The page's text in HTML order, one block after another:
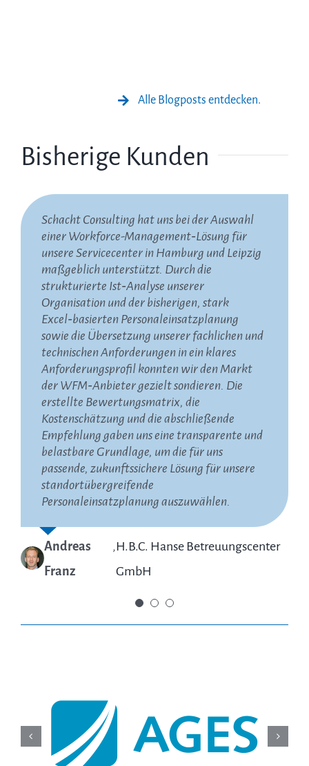
Alle Blogposts entdecken.
Bisherige Kunden
Schacht Consulting hat uns bei der Auswahl
einer Workforce-Management‑Lösung für
unsere Servicecenter in Hamburg und Leipzig
maßgeblich unterstützt. Durch die
strukturierte Ist‑Analyse unserer
Organisation und der bisherigen, stark
Excel‑basierten Personaleinsatzplanung
sowie die Übersetzung unserer fachlichen und
technischen Anforderungen in ein klares
Anforderungsprofil konnten wir den Markt
der WFM‑Anbieter gezielt sondieren. Die
erstellte Bewertungsmatrix, die
Kostenschätzung und die abschließende
Empfehlung gaben uns eine transparente und
belastbare Grundlage, um die für uns
passende, zukunftssichere Lösung für unsere
standortübergreifende
Personaleinsatzplanung auszuwählen.
Andreas
Franz
,H.B.C. Hanse Betreuungscenter
GmbH
Die Zusammenarbeit mit Herrn Schacht und
seinem Netzwerk erleben wir seit vielen
Jahren als äußerst professionell, verlässlich
und wertvoll. Besonders schätzen wir die
pragmatischen Lösungsansätze, die nicht nur
theoretisch überzeugen, sondern sich direkt in
der Praxis umsetzen lassen. Die
kontinuierliche Begleitung über viele Jahre,
die offene Kommunikation und der
lösungsorientierte Austausch machen die
Zusammenarbeit für uns besonders wertvoll.
Wir freuen uns auf die weitere gemeinsame
Arbeit und empfehlen Herrn Schacht und sein
Netzwerk gerne weiter.
André Michel,Hitado GmbH
Wir haben die Zusammenarbeit mit Schacht
Consulting bei der Neugestaltung und
Ausschreibung unserer zentralen Contact-
Center-Dienstleistungen sehr geschätzt. Das
Unternehmen hat uns dabei geholfen, die
Rolle des Callcenters innerhalb unserer
Kommunikationsstrategie zu klären, unsere
Anforderungen über alle Servicekanäle und
unterstützenden Systeme hinweg zu
strukturieren und daraus ein solides,
rechtskonformes Ausschreibungspaket zu
erstellen. Dadurch konnten wir die Angebote
einheitlich vergleichen und den Auftrag an
den Anbieter vergeben, der unseren aktuellen
und zukünftigen Anforderungen am besten
entspricht.
Espelund
European Commission, DG